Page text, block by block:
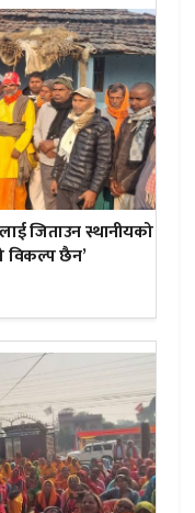
जिताउन स्थानीयको
विकल्प छैन’